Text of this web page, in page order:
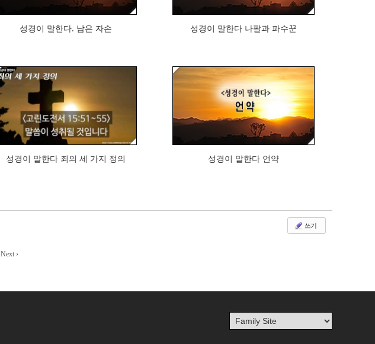
성경이 말한다. 남은 자손 성경이 말한다 나팔과 파수꾼
377
성경이 말한다 죄의 세 가지 정의
377
성경이 말한다 언약
쓰기
Next ›